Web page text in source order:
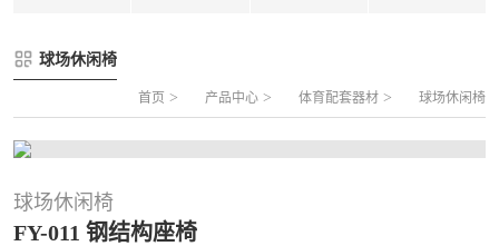
FLZ-B 夹芯板笼式足球
FLZ-C 半格栅笼式足球
FLZ-D PE包塑笼式足球
片装组合式围网
球场休闲椅
首页 > 产品中心 > 体育配套器材 > 球场休闲椅
球场休闲椅
FY-011 钢结构座椅